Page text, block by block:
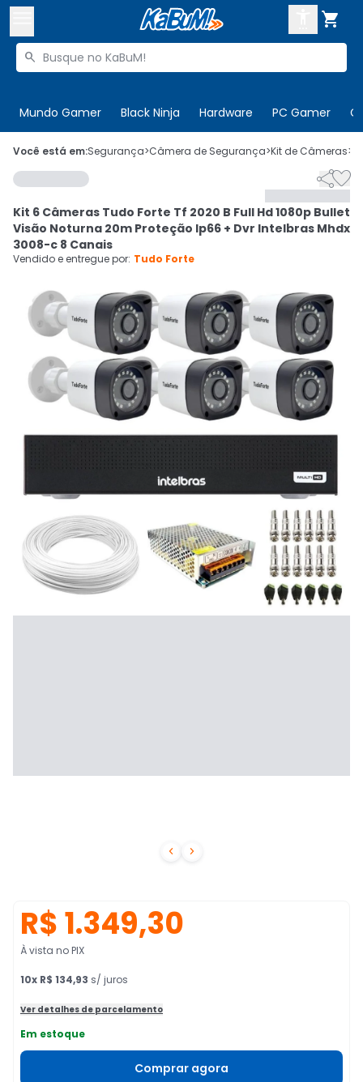

Buscar produtos

Mundo Gamer Black Ninja Hardware PC Gamer
 Olá. Acesse sua conta
 Departamentos
Cupons
Mais Vendidos
Ativar tradutor em libras
CADASTRE-SE
Você está em:Segurança>Câmera de Segurança>Kit de Câmeras>
 

Kit 6 Câmeras Tudo Forte Tf 2020 B Full Hd 1080p Bullet
Visão Noturna 20m Proteção Ip66 + Dvr Intelbras Mhdx
3008-c 8 Canais
Vendido e entregue por: Tudo Forte
R$ 1.349,30
À vista no PIX
10x R$ 134,93 s/ juros
Ver detalhes de parcelamento
Em estoque
Comprar agora